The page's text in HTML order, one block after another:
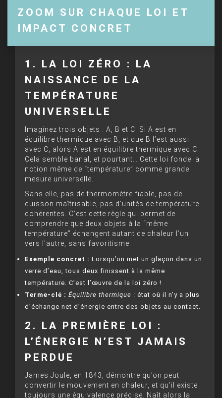
ZOOM SUR CHAQUE LOI ET
IMPACT CONCRET
1. LA LOI ZÉRO : LA
NAISSANCE DE LA
TEMPÉRATURE
UNIVERSELLE
Imaginez trois objets : A, B et C. Si A est en
équilibre thermique avec B, et que B l’est aussi
avec C, alors A est en équilibre thermique avec C.
Cela semble banal, et pourtant… Cette loi fonde la
notion même de “température” comme grande
mesure universelle.
Sans elle, pas de thermomètre fiable, pas de
cuisson maîtrisable, pas d’unités de température
cohérentes. C’est cette règle qui permet de
comprendre que deux objets à la “même
température” échangent autant de chaleur l’un
vers l’autre, sans favoritisme.
Exemple concret : Lorsqu’on met un glaçon dans un
verre d’eau, tous deux finissent à la même
température. C’est l’œuvre de la loi zéro !
Terme-clé : Équilibre thermique : état où il n’y a plus
d’échange net d’énergie entre des objets au contact.
2. LA PREMIÈRE LOI :
L’ÉNERGIE N’EST JAMAIS
PERDUE
James Joule, en 1843, démontre qu’on peut
convertir le mouvement en chaleur, et qu’il existe
toujours une équivalence précise. Naît alors la